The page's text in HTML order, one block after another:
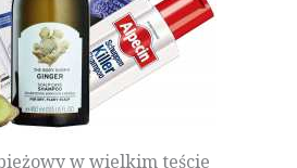
w wielkim teście